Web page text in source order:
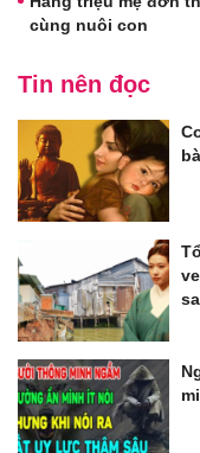
cùng nuôi con
Tin nên đọc